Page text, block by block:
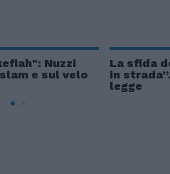
Nuzzi
e sul velo
La sfida
in
legge